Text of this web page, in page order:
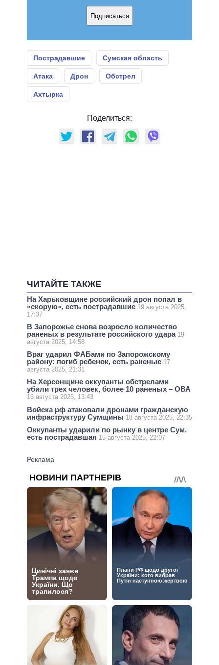
Подписаться
Пострадавшие Сумская область
Атака Дрон Обстрел
Ахтырка
Поделиться:
ЧИТАЙТЕ ТАКЖЕ
На Харьковщине российский дрон попал в
«скорую», есть пострадавшие 19 августа 2025,
17:37
В Запорожье снова возросло количество
раненых в результате российского удара 19
августа 2025, 14:58
Враг ударил ФАБами по Запорожскому
району: погиб ребенок, есть раненые 17
августа 2025, 21:31
На Херсонщине оккупанты обстрелами
убили трех человек, более 10 раненых – ОВА
16 августа 2025, 13:43
Войска рф атаковали дронами гражданскую
инфраструктуру Сумщины 18 августа 2025, 22:35
Оккупанты ударили по рынку в центре Сум,
есть пострадавшая 15 августа 2025, 22:07